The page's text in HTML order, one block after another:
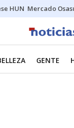
HUN Mercado
GENTE